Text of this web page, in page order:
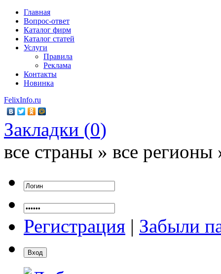
Главная
Вопрос-ответ
Каталог фирм
Каталог статей
Услуги
Правила
Реклама
Контакты
Новинка
FelixInfo.ru
Закладки (0)
все страны » все регионы
Регистрация | Забыли